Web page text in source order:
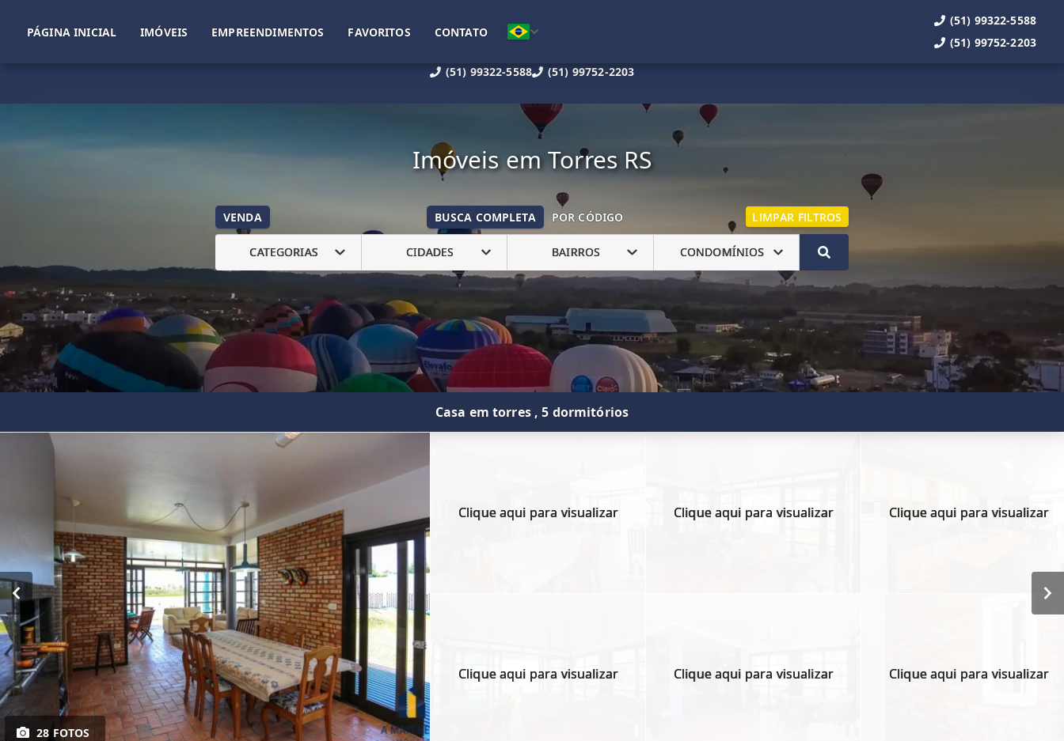
(51) 99322-5588 (51) 99752-2203
PÁGINA INICIAL IMÓVEIS EMPREENDIMENTOS FAVORITOS CONTATO
(51) 99322-5588
(51) 99752-2203
Imóveis em Torres RS
VENDA BUSCA COMPLETA POR CÓDIGO LIMPAR FILTROS
CATEGORIAS CIDADES BAIRROS CONDOMÍNIOS
Casa em torres , 5 dormitórios
28 FOTOS
Clique aqui para visualizar
Clique aqui para visualizar
Clique aqui para visualizar
Clique aqui para visualizar
Clique aqui para visualizar
Clique aqui para visualizar